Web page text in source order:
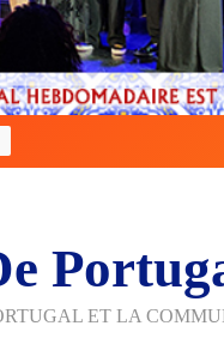
Verstappen
ET LA